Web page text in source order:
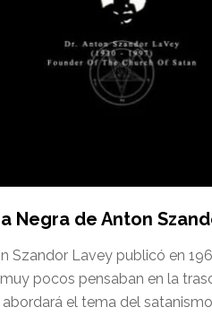
Negra de Anton
Szandor Lavey publicó en
pocos pensaban en la
el tema del